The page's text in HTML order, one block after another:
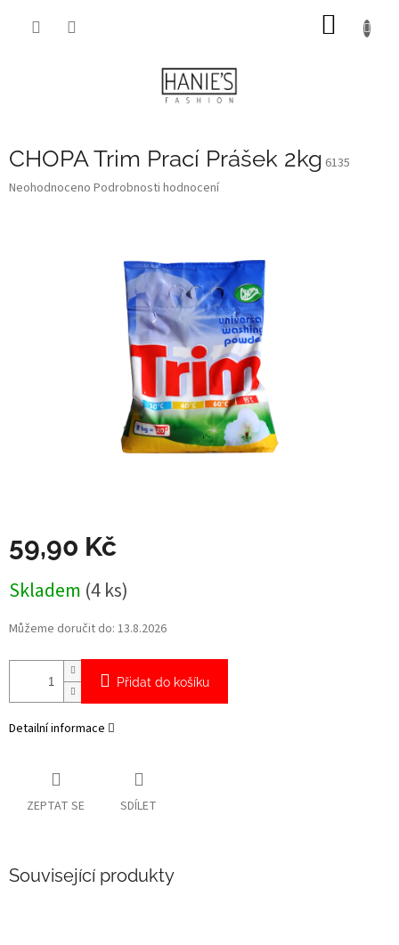
CHOPA Trim Prací Prášek 2kg 6135
Průměrné
Neohodnoceno Podrobnosti hodnocení
59,90 Kč
cena:
Skladem (4 ks)
Můžeme doručit do: 13.8.2026
Přidat do košíku
Detailní informace
ZEPTAT SE SDÍLET
Související produkty